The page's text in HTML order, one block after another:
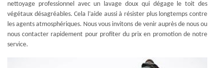
nettoyage professionnel avec un lavage doux qui dégage le toit des
végétaux désagréables. Cela l’aide aussi à résister plus longtemps contre
les agents atmosphériques. Nous vous invitons de venir auprès de nous ou
nous contacter rapidement pour profiter du prix en promotion de notre
service.